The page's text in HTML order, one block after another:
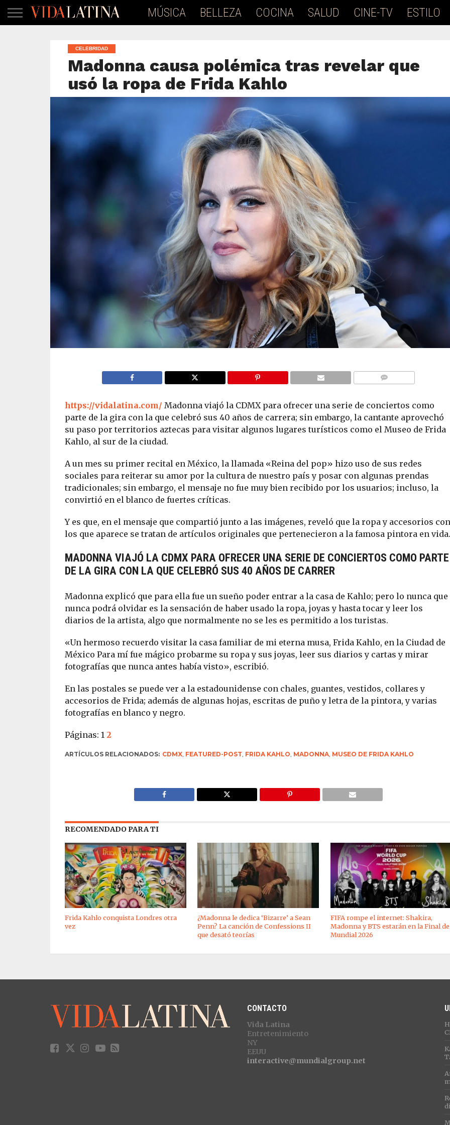
MÚSICA BELLEZA COCINA SALUD CINE-TV ESTILO
CELEBRIDAD
Madonna causa polémica tras revelar que
usó la ropa de Frida Kahlo
https://vidalatina.com/ Madonna viajó la CDMX para ofrecer una serie de conciertos como
parte de la gira con la que celebró sus 40 años de carrera; sin embargo, la cantante aprovechó
su paso por territorios aztecas para visitar algunos lugares turísticos como el Museo de Frida
Kahlo, al sur de la ciudad.
A un mes su primer recital en México, la llamada «Reina del pop» hizo uso de sus redes
sociales para reiterar su amor por la cultura de nuestro país y posar con algunas prendas
tradicionales; sin embargo, el mensaje no fue muy bien recibido por los usuarios; incluso, la
convirtió en el blanco de fuertes críticas.
Y es que, en el mensaje que compartió junto a las imágenes, reveló que la ropa y accesorios con
los que aparece se tratan de artículos originales que pertenecieron a la famosa pintora en vida.
MADONNA VIAJÓ LA CDMX PARA OFRECER UNA SERIE DE CONCIERTOS COMO PARTE
DE LA GIRA CON LA QUE CELEBRÓ SUS 40 AÑOS DE CARRER
Madonna explicó que para ella fue un sueño poder entrar a la casa de Kahlo; pero lo nunca que
nunca podrá olvidar es la sensación de haber usado la ropa, joyas y hasta tocar y leer los
diarios de la artista, algo que normalmente no se les es permitido a los turistas.
«Un hermoso recuerdo visitar la casa familiar de mi eterna musa, Frida Kahlo, en la Ciudad de
México Para mí fue mágico probarme su ropa y sus joyas, leer sus diarios y cartas y mirar
fotografías que nunca antes había visto», escribió.
En las postales se puede ver a la estadounidense con chales, guantes, vestidos, collares y
accesorios de Frida; además de algunas hojas, escritas de puño y letra de la pintora, y varias
fotografías en blanco y negro.
Páginas: 1 2
ARTÍCULOS RELACIONADOS: CDMX, FEATURED-POST, FRIDA KAHLO, MADONNA, MUSEO DE FRIDA KAHLO
RECOMENDADO PARA TI
Frida Kahlo conquista Londres otra
vez
¿Madonna le dedica ‘Bizarre’ a Sean
Penn? La canción de Confessions II
que desató teorías
FIFA rompe el internet: Shakira,
Madonna y BTS estarán en la Final
Mundial 2026
CONTACTO
Vida Latina
Entretenimiento
NY
EEUU
interactive@mundialgroup.net